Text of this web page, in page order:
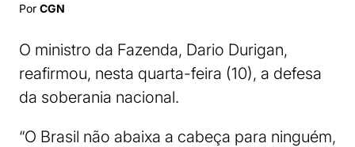
Por CGN
O ministro da Fazenda, Dario Durigan,
reafirmou, nesta quarta-feira (10), a defesa
da soberania nacional.
“O Brasil não abaixa a cabeça para ninguém,